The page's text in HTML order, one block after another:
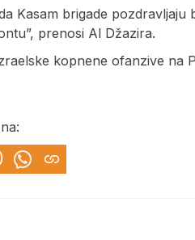
Kasam brigade pozdravljaju
prenosi Al Džazira.
kopnene ofanzive na